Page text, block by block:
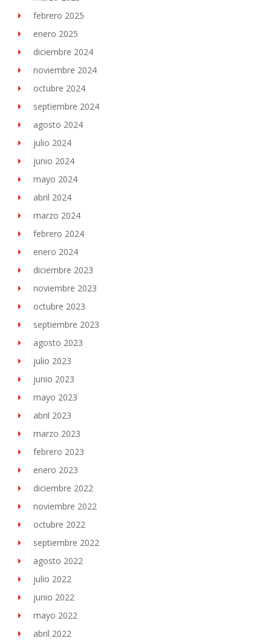
febrero 2025
enero 2025
diciembre 2024
noviembre 2024
octubre 2024
septiembre 2024
agosto 2024
julio 2024
junio 2024
mayo 2024
abril 2024
marzo 2024
febrero 2024
enero 2024
diciembre 2023
noviembre 2023
octubre 2023
septiembre 2023
agosto 2023
julio 2023
junio 2023
mayo 2023
abril 2023
marzo 2023
febrero 2023
enero 2023
diciembre 2022
noviembre 2022
octubre 2022
septiembre 2022
agosto 2022
julio 2022
junio 2022
mayo 2022
abril 2022